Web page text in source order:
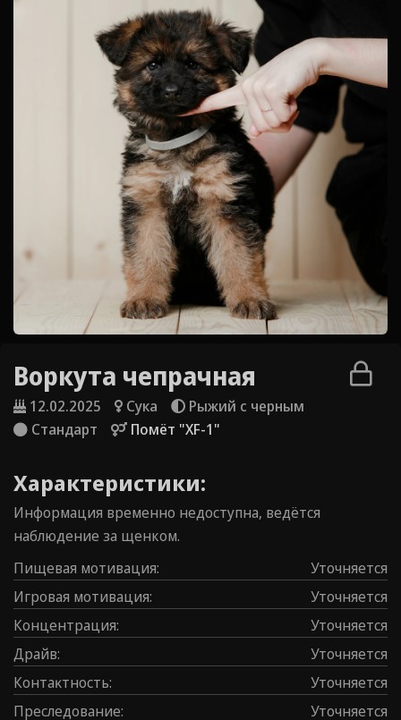
Воркута чепрачная
12.02.2025 Сука
Рыжий с черным
Стандарт
Помёт "XF-1"
Характеристики:
Информация временно недоступна, ведётся
наблюдение за щенком.
Пищевая мотивация:
Уточняется
Игровая мотивация:
Уточняется
Концентрация:
Уточняется
Драйв:
Уточняется
Контаĸтность:
Уточняется
Преследование:
Уточняется